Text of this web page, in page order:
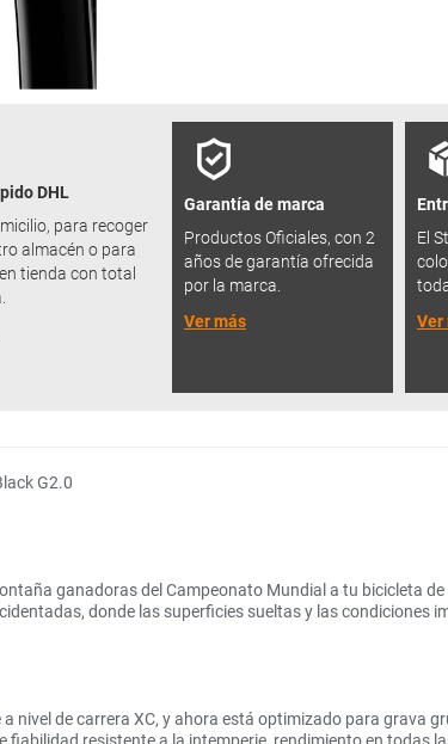
DHL
para recoger
almacén o para
tienda con total
Garantía de marca
Productos Oficiales, con 2
años de garantía ofrecida
por la marca.
Ver más
El
Ver
G2.0
ganadoras del Campeonato Mundial a tu bicicleta
donde las superficies sueltas y las condiciones
nivel de carrera XC, y ahora está optimizado para grava